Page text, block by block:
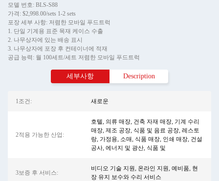
모델 번호: BLS-S88
가격: $2,998.00/sets 1-2 sets
포장 세부 사항: 저렴한 모바일 푸드트럭
1. 단일 기계용 표준 목재 케이스 수출
2. 나무상자에 있는 배송 표시
3. 나무상자에 포장 후 컨테이너에 적재
공급 능력: 월 100세트/세트 저렴한 모바일 푸드트럭
세부사항 Description
1조건: 새로운
2적용 가능한 산업:
호텔, 의류 매장, 건축 자재 매장, 기계 수리
매장, 제조 공장, 식품 및 음료 공장, 레스토
랑, 가정용, 소매, 식품 매장, 인쇄 매장, 건설
공사, 에너지 및 광산, 식품 및
3보증 후 서비스:
비디오 기술 지원, 온라인 지원, 예비품, 현
장 유지 보수와 수리 서비스